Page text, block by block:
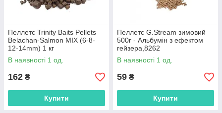
Пеллетс Trinity Baits Pellets
Belachan-Salmon MIX (6-8-
12-14mm) 1 кг
(ферментована криветка-
Лосось,ТВ07780
В наявності 1 од.
162 ₴
Купити
Пеллетс G.Stream зимовий
500г - Альбумін з ефектом
гейзера,8262
В наявності 1 од.
59 ₴
Купити